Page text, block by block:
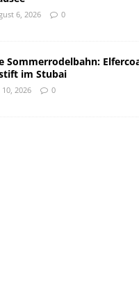
6, 2026 0
Sommerrodelbahn:
im Stubai
10, 2026 0